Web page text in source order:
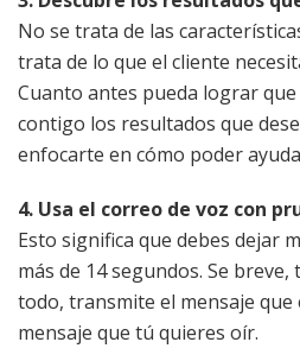
No se trata de las
trata de lo que el cliente
Cuanto antes pueda lograr
contigo los resultados que
enfocarte en cómo poder
4. Usa el correo de voz con
Esto significa que debes dejar
más de 14 segundos. Se
todo, transmite el mensaje
mensaje que tú quieres oír.